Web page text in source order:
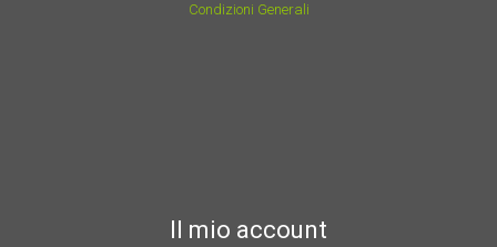
Condizioni Generali
Il mio account